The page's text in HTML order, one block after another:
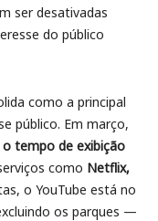
ser desativadas
do público
como a principal
público. Em março,
tempo de exibição
como Netflix,
o YouTube está no
os parques —